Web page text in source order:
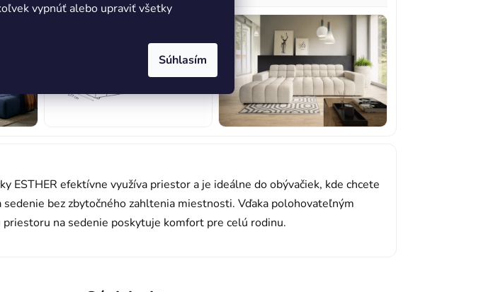
vypnúť alebo upraviť všetky
Súhlasím
ESTHER efektívne využíva priestor a je ideálne do obývačiek, kde chcete
sedenie bez zbytočného zahltenia miestnosti. Vďaka polohovateľným
na sedenie poskytuje komfort pre celú rodinu.